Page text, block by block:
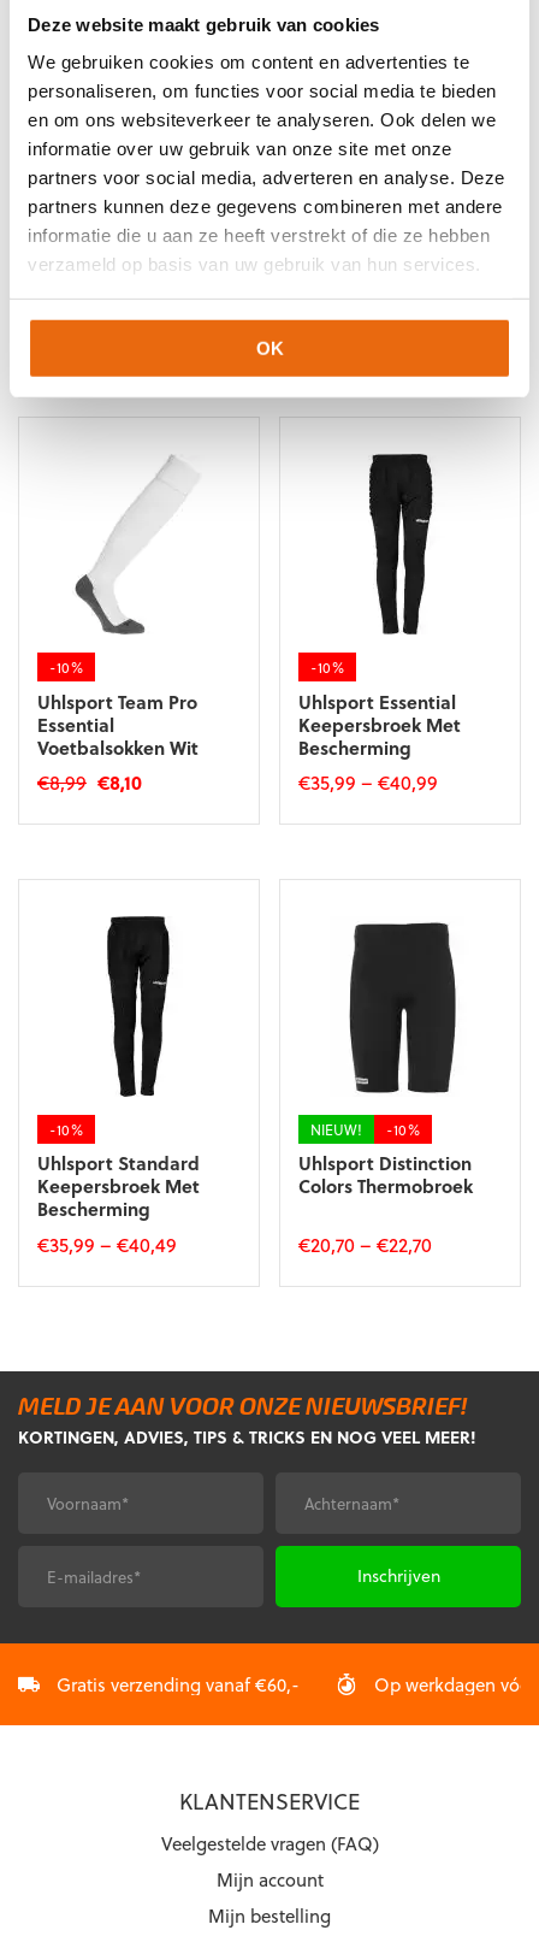
Deze website maakt gebruik van cookies
We gebruiken cookies om content en advertenties te
personaliseren, om functies voor social media te bieden
en om ons websiteverkeer te analyseren. Ook delen we
informatie over uw gebruik van onze site met onze
partners voor social media, adverteren en analyse. Deze
partners kunnen deze gegevens combineren met andere
informatie die u aan ze heeft verstrekt of die ze hebben
verzameld op basis van uw gebruik van hun services.
OK
EAN code
Eigenschappen
4051309995302
Maat: 140
4051309995319
Maat: 152
4051309995388
Maat: XXL
Let op!Houd rekening met 1-2 werkdagen extra levertijd
voor bedrukte artikelen.
Bedrukte artikelen kunnen wij helaas niet terugnemen.
Artikelnummer:
100572301 Categorieën: Junior Keepersshirts
Junior Shirts Met Lange Mouw
Keeperskleding Keepersshirt
Nieuw,Senior Keepersshirt,Senior shirts lange mouw,
Uhlsport Keeperskleding
Gerelateerde producten
-10%
Uhlsport Team Pro
Essential
Voetbalsokken Wit
€8,99 Oorspronkelijke
€8,10Huidige
Dit
de
productpagina
-10%
Uhlsport Essential
Keepersbroek Met
Bescherming
€35,99 –€40,99
Dit
variaties.
gekozen
worden
de
productpagina
-10%
Uhlsport Standard
Keepersbroek Met
Bescherming
€35,99 – €40,49
Dit
Deze
optie
gekozen
worden
de
NIEUW! -10%
Uhlsport Distinction
Colors Thermobroek
€20,70–€22,70
Dit
Deze
optie
gekozen
worden
op
MELD JE AAN VOOR ONZE NIEUWSBRIEF!
KORTINGEN, ADVIES, TIPS & TRICKS EN NOG VEEL MEER!
Voornaam* Achternaam*
Gratis verzending vanaf €60,- Op werkdagen
KLANTENSERVICE
Veelgestelde vragen (FAQ)
Mijn account
Mijn bestelling